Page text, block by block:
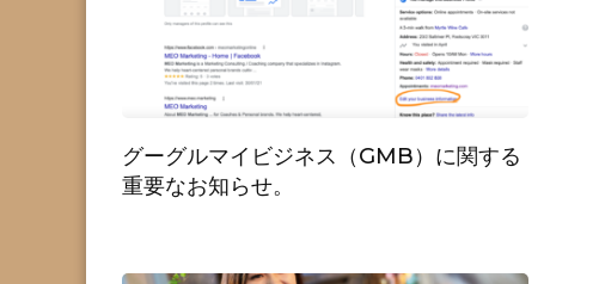
グーグルマイビジネス（GMB）に関する
重要なお知らせ。